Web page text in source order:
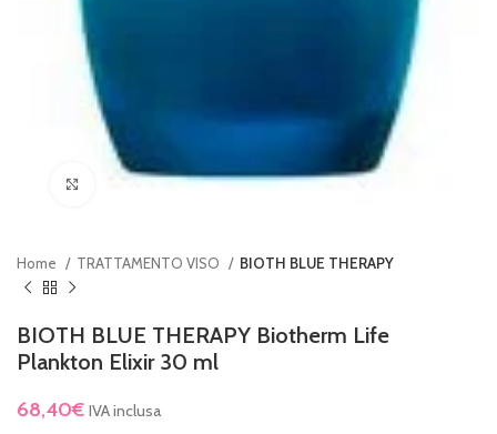
Clicca per ingrandire
Home TRATTAMENTO VISO BIOTH BLUE THERAPY
BIOTH BLUE THERAPY Biotherm Life
Plankton Elixir 30 ml
68,40€ IVA inclusa